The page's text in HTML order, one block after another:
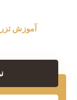
آموزش